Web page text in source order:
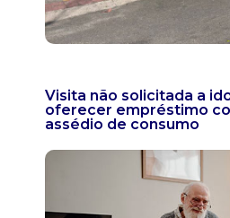
Visita não solicitada a
oferecer empréstimo
assédio de consumo